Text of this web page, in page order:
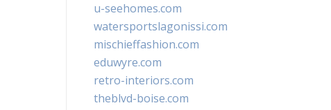
u-seehomes.com
watersportslagonissi.com
mischieffashion.com
eduwyre.com
retro-interiors.com
theblvd-boise.com